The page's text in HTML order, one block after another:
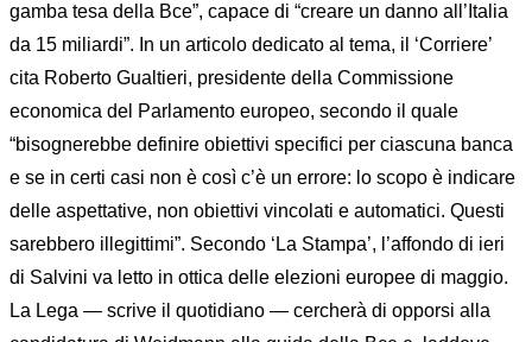
gamba tesa della Bce”, capace di “creare un danno all’Italia
da 15 miliardi”. In un articolo dedicato al tema, il ‘Corriere’
cita Roberto Gualtieri, presidente della Commissione
economica del Parlamento europeo, secondo il quale
“bisognerebbe definire obiettivi specifici per ciascuna banca
e se in certi casi non è così c’è un errore: lo scopo è indicare
delle aspettative, non obiettivi vincolati e automatici. Questi
sarebbero illegittimi”. Secondo ‘La Stampa’, l’affondo di ieri
di Salvini va letto in ottica delle elezioni europee di maggio.
La Lega — scrive il quotidiano — cercherà di opporsi alla